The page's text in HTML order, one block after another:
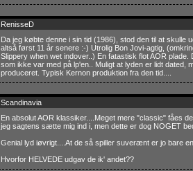
RenisseD
Da jeg købte denne i sin tid (1986), stod den til at skulle
altså først 11 år senere :-) Utrolig Bon Jovi-agtig,
Slippery when wet indover..) En fatastisk flot AOR
som ikke var med på lp'en.. Muligt at lyden er lidt dated,
produceret. Typisk Kernon produktion fra den tid....
Scandinavia
En absolut AOR klassiker....Meget mere "classic" fåes
jeg sagtens sætte mig ind i, men dette er dog NOGET
Genial lyd iøvrigt....At de så spiller suverænt er jo bare en
Hvorfor HELVEDE udgav de ik' andet??